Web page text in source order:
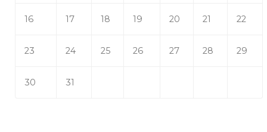
16 17 18 19 20 21 22
23 24 25 26 27 28 29
30 31